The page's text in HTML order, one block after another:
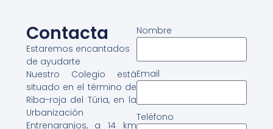
Contacta
Estaremos encantados
de ayudarte
Nuestro Colegio está
situado en el término de
Riba-roja del Túria, en la
Urbanización
Entrenaranjos, a 14 km
Nombre
Email
Teléfono